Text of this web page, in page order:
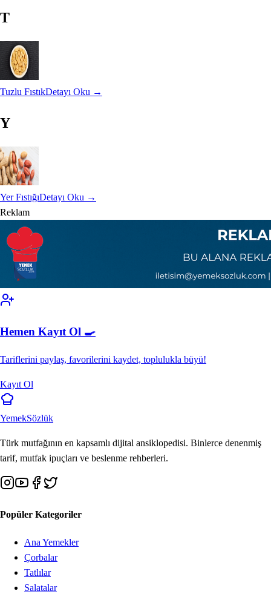
T
Tuzlu FıstıkDetayı Oku →
Y
Yer FıstığıDetayı Oku →
Reklam
Hemen Kayıt Ol 🍳
Tariflerini paylaş, favorilerini kaydet, toplulukla büyü!
Kayıt Ol
YemekSözlük
Türk mutfağının en kapsamlı dijital ansiklopedisi. Binlerce denenmiş
tarif, mutfak ipuçları ve beslenme rehberleri.
Popüler Kategoriler
Ana Yemekler
Çorbalar
Tatlılar
Salatalar